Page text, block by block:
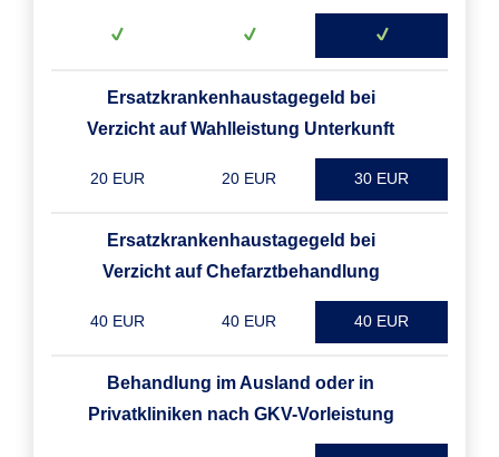
Ersatzkrankenhaustagegeld bei
Verzicht auf Wahlleistung Unterkunft
20 EUR 20 EUR 30 EUR
Ersatzkrankenhaustagegeld bei
Verzicht auf Chefarztbehandlung
40 EUR 40 EUR 40 EUR
Behandlung im Ausland oder in
Privatkliniken nach GKV-Vorleistung